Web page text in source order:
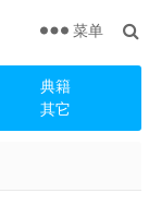
典籍
其它
菜单